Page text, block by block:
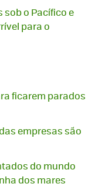
o Pacífico e
para o
ficarem parados
empresas são
do mundo
dos mares